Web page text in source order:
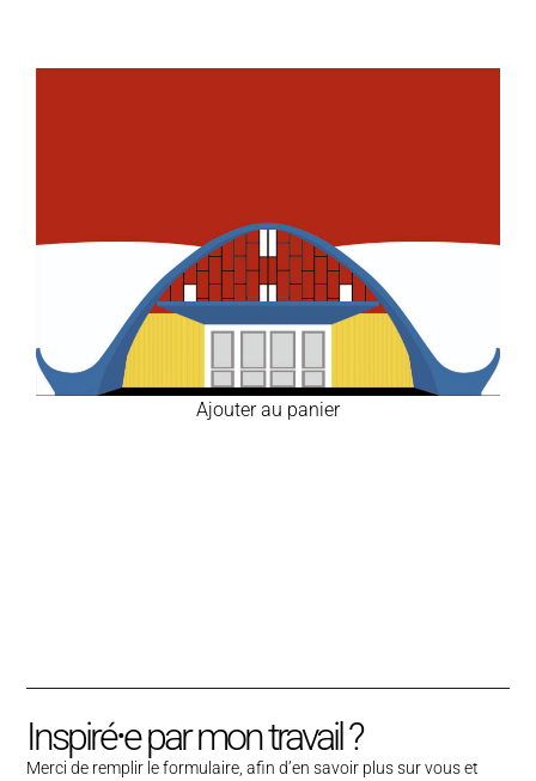
Ajouter au panier
Inspiré⸱e par mon travail ?
Merci de remplir le formulaire, afin d’en savoir plus sur vous et